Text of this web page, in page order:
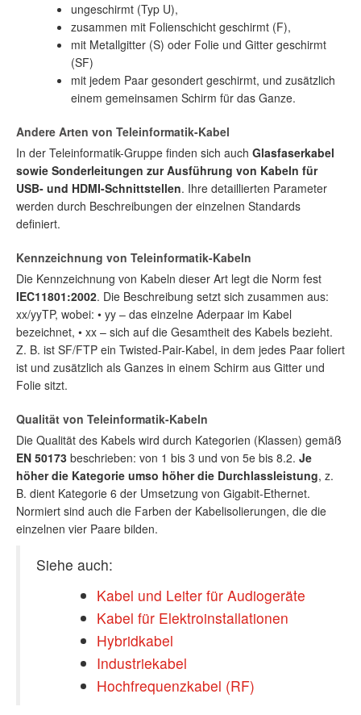
ungeschirmt (Typ U),
zusammen mit Folienschicht geschirmt (F),
mit Metallgitter (S) oder Folie und Gitter geschirmt
(SF)
mit jedem Paar gesondert geschirmt, und zusätzlich
einem gemeinsamen Schirm für das Ganze.
Andere Arten von Teleinformatik-Kabel
In der Teleinformatik-Gruppe finden sich auch Glasfaserkabel
sowie Sonderleitungen zur Ausführung von Kabeln für
USB- und HDMI-Schnittstellen. Ihre detaillierten Parameter
werden durch Beschreibungen der einzelnen Standards
definiert.
Kennzeichnung von Teleinformatik-Kabeln
Die Kennzeichnung von Kabeln dieser Art legt die Norm fest
IEC11801:2002. Die Beschreibung setzt sich zusammen aus:
xx/yyTP, wobei: • yy – das einzelne Aderpaar im Kabel
bezeichnet, • xx – sich auf die Gesamtheit des Kabels bezieht.
Z. B. ist SF/FTP ein Twisted-Pair-Kabel, in dem jedes Paar foliert
ist und zusätzlich als Ganzes in einem Schirm aus Gitter und
Folie sitzt.
Qualität von Teleinformatik-Kabeln
Die Qualität des Kabels wird durch Kategorien (Klassen) gemäß
EN 50173 beschrieben: von 1 bis 3 und von 5e bis 8.2. Je
höher die Kategorie umso höher die Durchlassleistung, z.
B. dient Kategorie 6 der Umsetzung von Gigabit-Ethernet.
Normiert sind auch die Farben der Kabelisolierungen, die die
einzelnen vier Paare bilden.
Siehe auch:
Kabel und Leiter für Audiogeräte
Kabel für Elektroinstallationen
Hybridkabel
Industriekabel
Hochfrequenzkabel (RF)